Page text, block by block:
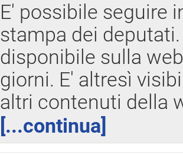
E' possibile seguire
stampa dei
disponibile sulla
giorni. E' altresì
altri contenuti della
[...continua]